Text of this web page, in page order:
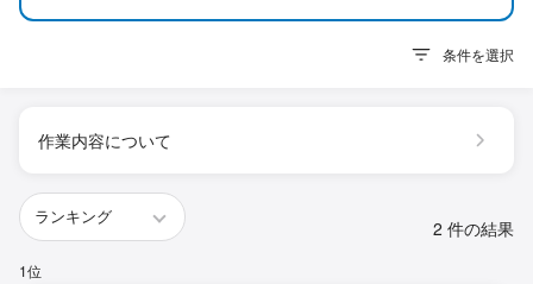
条件を選択
作業内容について
2 件の結果
1位